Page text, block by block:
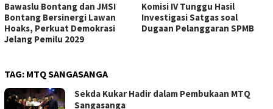
Bawaslu Bontang dan JMSI
Bontang Bersinergi Lawan
Hoaks, Perkuat Demokrasi
Jelang Pemilu 2029
Komisi IV Tunggu Hasil
Investigasi Satgas soal
Dugaan Pelanggaran SPMB
TAG: MTQ SANGASANGA
Sekda Kukar Hadir dalam Pembukaan MTQ
Sangasanga